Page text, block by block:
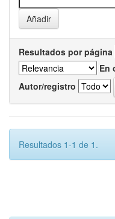
Resultados por página
En
Autor/registro
Resultados 1-1 de 1.